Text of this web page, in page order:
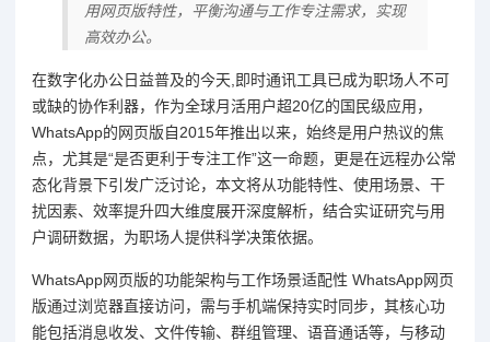
用网页版特性，平衡沟通与工作专注需求，实现
高效办公。
在数字化办公日益普及的今天,即时通讯工具已成为职场人不可
或缺的协作利器，作为全球月活用户超20亿的国民级应用，
WhatsApp的网页版自2015年推出以来，始终是用户热议的焦
点，尤其是“是否更利于专注工作”这一命题，更是在远程办公常
态化背景下引发广泛讨论，本文将从功能特性、使用场景、干
扰因素、效率提升四大维度展开深度解析，结合实证研究与用
户调研数据，为职场人提供科学决策依据。
WhatsApp网页版的功能架构与工作场景适配性 WhatsApp网页
版通过浏览器直接访问，需与手机端保持实时同步，其核心功
能包括消息收发、文件传输、群组管理、语音通话等，与移动